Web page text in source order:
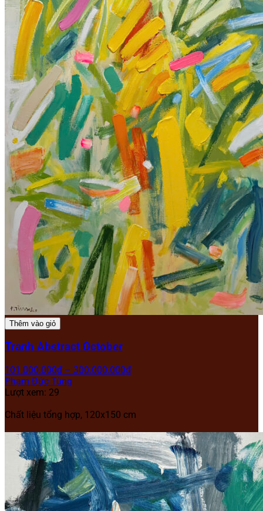
Thêm vào giỏ
Tranh Abstract October
101.000.000₫ – 300.000.000₫
Phạm Đức Tùng
Lượt xem: 29
Chất liệu tổng hợp, 120x150 cm